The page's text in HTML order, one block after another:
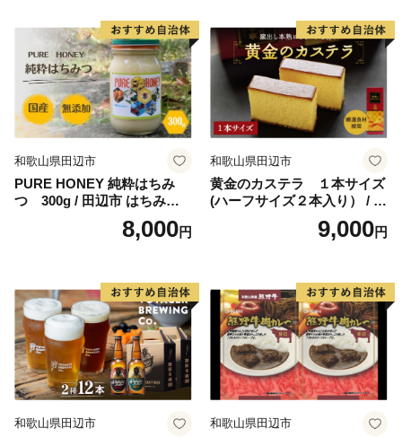
和歌山県田辺市
PURE HONEY 純粋はちみ
つ 300g / 田辺市 はちみつ
ハチミツ 蜂蜜 無添加 国産
8,000円
和歌山県田辺市
黄金のカステラ １本サイズ
(ハーフサイズ２本入り） / 田
子 黄金 おやつ １本 【ehs00
9,000円
和歌山県田辺市 和歌山県田辺市